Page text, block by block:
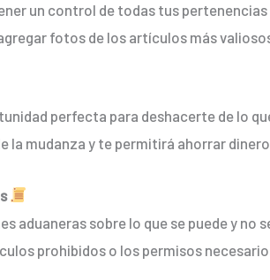
un control de todas tus
fotos de los artículos más
perfecta para deshacerte de lo
la mudanza y te permitirá ahorrar
aduaneras sobre lo que se puede y
prohibidos o los permisos